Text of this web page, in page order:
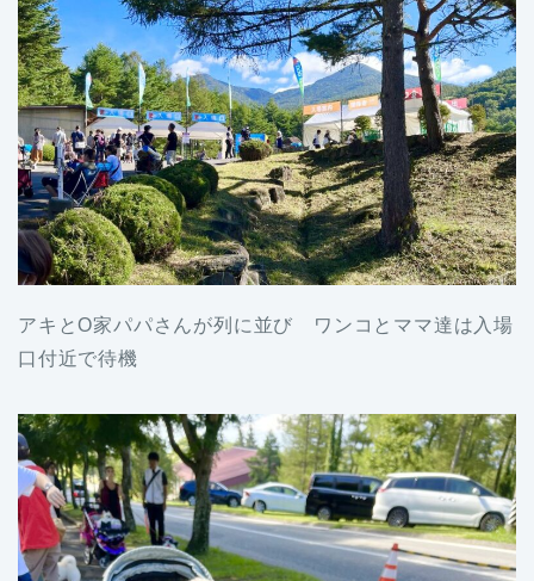
アキとO家パパさんが列に並び ワンコとママ達は入場
口付近で待機